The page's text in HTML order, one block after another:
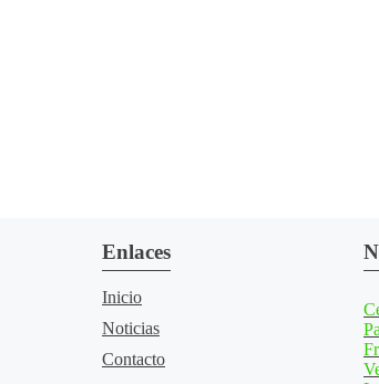
Enlaces
Inicio
Noticias
Contacto